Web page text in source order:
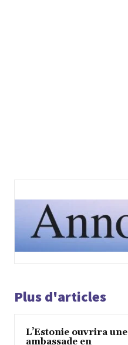
Plus d'articles
L’Estonie ouvrira une
ambassade en